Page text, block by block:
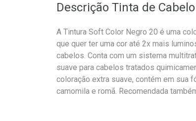
Descrição Tinta de
A Tintura Soft Color Negro 20 é uma
que quer ter uma cor até 2x mais
cabelos. Conta com um sistema
suave para cabelos tratados
coloração extra suave, contém em sua
camomila e romã. Recomendada